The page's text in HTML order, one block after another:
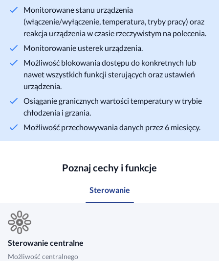
Monitorowane stanu urządzenia
(włączenie/wyłączenie, temperatura, tryby pracy) oraz
reakcja urządzenia w czasie rzeczywistym na polecenia.
Monitorowanie usterek urządzenia.
Możliwość blokowania dostępu do konkretnych lub
nawet wszystkich funkcji sterujących oraz ustawień
urządzenia.
Osiąganie granicznych wartości temperatury w trybie
chłodzenia i grzania.
Możliwość przechowywania danych przez 6 miesięcy.
Poznaj cechy i funkcje
Sterowanie
Sterowanie centralne
Możliwość centralnego